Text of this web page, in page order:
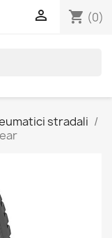
shopping_cart (0)

stradali